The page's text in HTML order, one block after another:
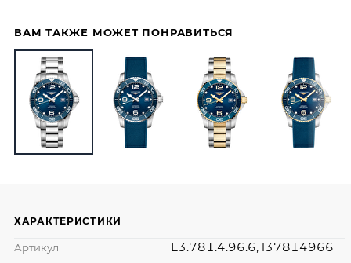
ВАМ ТАКЖЕ МОЖЕТ ПОНРАВИТЬСЯ
ХАРАКТЕРИСТИКИ
Артикул L3.781.4.96.6, l37814966